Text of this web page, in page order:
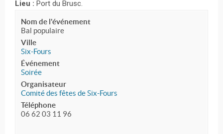
Lieu : Port du Brusc.
Nom de l'événement
Bal populaire
Ville
Six-Fours
Événement
Soirée
Organisateur
Comité des fêtes de Six-Fours
Téléphone
06 62 03 11 96